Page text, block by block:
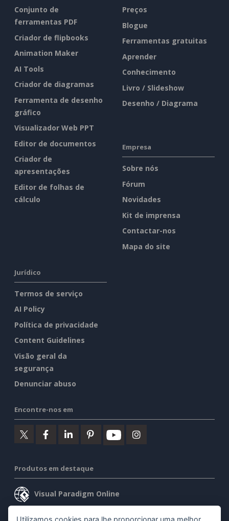
Conjunto de
ferramentas PDF
Criador de flipbooks
Animation Maker
AI Tools
Criador de diagramas
Ferramenta de desenho
gráfico
Visualizador Web PPT
Editor de documentos
Criador de
apresentações
Editor de folhas de
cálculo
Preços
Blogue
Ferramentas gratuitas
Aprender
Conhecimento
Livro / Slideshow
Desenho / Diagrama
Empresa
Sobre nós
Fórum
Novidades
Kit de imprensa
Contactar-nos
Mapa do site
Jurídico
Termos de serviço
AI Policy
Política de privacidade
Content Guidelines
Visão geral da
segurança
Denunciar abuso
Encontre-nos em
Produtos em destaque
Visual Paradigm Online
Visual Paradigm Desktop